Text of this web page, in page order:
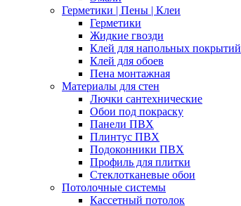
Герметики | Пены | Клеи
Герметики
Жидкие гвозди
Клей для напольных покрытий
Клей для обоев
Пена монтажная
Материалы для стен
Лючки сантехнические
Обои под покраску
Панели ПВХ
Плинтус ПВХ
Подоконники ПВХ
Профиль для плитки
Стеклотканевые обои
Потолочные системы
Кассетный потолок